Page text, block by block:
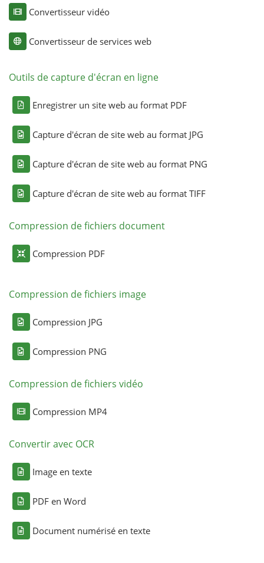
Convertisseur vidéo
Convertisseur de services web
Outils de capture d'écran en ligne
Enregistrer un site web au format PDF
Capture d'écran de site web au format JPG
Capture d'écran de site web au format PNG
Capture d'écran de site web au format TIFF
Compression de fichiers document
Compression PDF
Compression de fichiers image
Compression JPG
Compression PNG
Compression de fichiers vidéo
Compression MP4
Convertir avec OCR
Image en texte
PDF en Word
Document numérisé en texte